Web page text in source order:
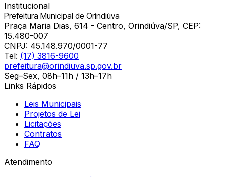
Institucional
Prefeitura Municipal de Orindiúva
Praça Maria Dias, 614 - Centro, Orindiúva/SP, CEP:
15.480-007
CNPJ: 45.148.970/0001-77
Tel: (17) 3816-9600
prefeitura@orindiuva.sp.gov.br
Seg–Sex, 08h–11h / 13h–17h
Links Rápidos
Leis Municipais
Projetos de Lei
Licitações
Contratos
FAQ
Atendimento